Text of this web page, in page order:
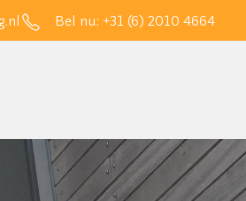
Bel nu: +31 (6) 2010 4664